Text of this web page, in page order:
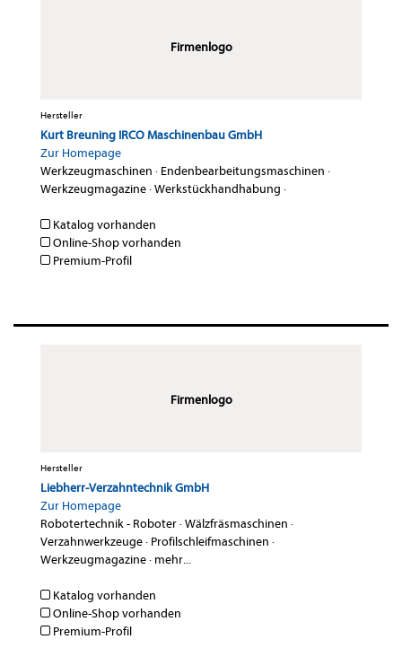
Firmenlogo
Hersteller
Kurt Breuning IRCO Maschinenbau GmbH
Zur Homepage
Werkzeugmaschinen · Endenbearbeitungsmaschinen ·
Werkzeugmagazine·Werkstückhandhabung ·
Katalog vorhanden
Online-Shop vorhanden
Premium-Profil
Firmenlogo
Hersteller
Liebherr-Verzahntechnik GmbH
Zur Homepage
Robotertechnik - Roboter·Wälzfräsmaschinen ·
Verzahnwerkzeuge· Profilschleifmaschinen ·
Werkzeugmagazine· mehr...
Katalog vorhanden
Online-Shop vorhanden
Premium-Profil